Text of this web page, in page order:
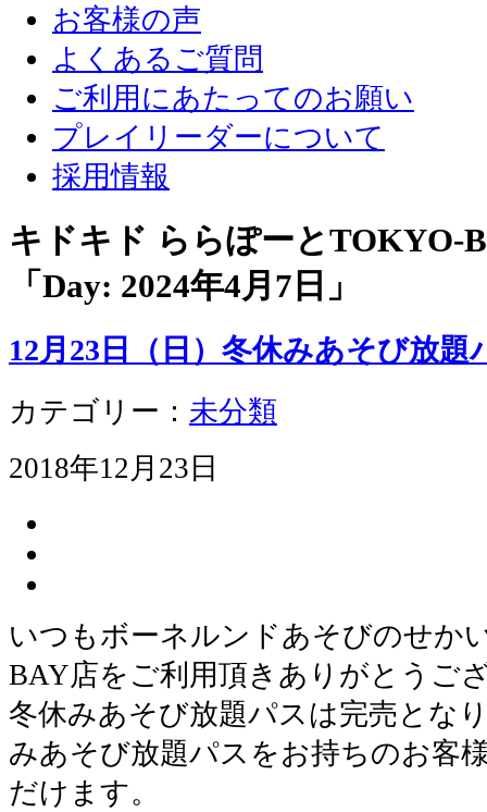
お客様の声
よくあるご質問
ご利用にあたってのお願い
プレイリーダーについて
採用情報
キドキド ららぽーと
「Day: 2024年4月7日 」
12月23日（日）冬休みあそび放
カテゴリー： 未分類
2018年12月23日
いつもボーネルンドあそびのせか
BAY店をご利用頂きありがとうご
冬休みあそび放題パスは完売とな
みあそび放題パスをお持ちのお客
だけます。